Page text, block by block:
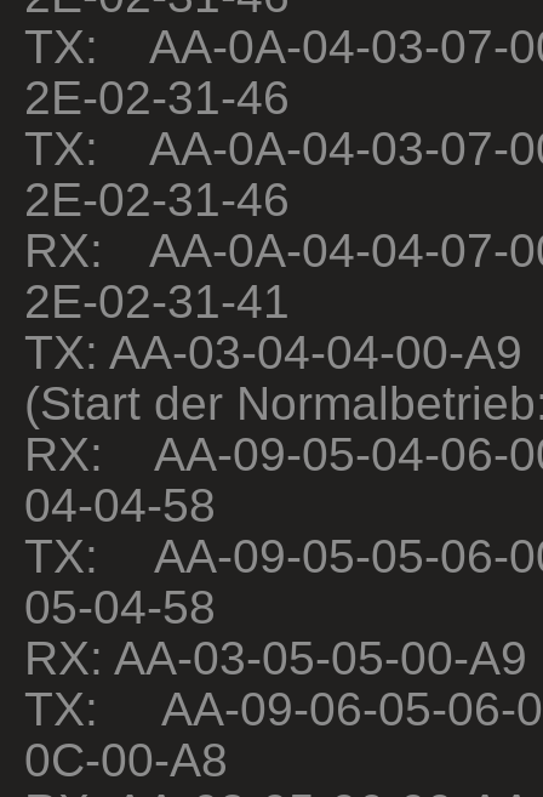
TX: AA-0A-04-03-07-
2E-02-31-46
TX: AA-0A-04-03-07-
2E-02-31-46
RX: AA-0A-04-04-07-
2E-02-31-41
TX: AA-03-04-04-00-A9
(Start der
RX: AA-09-05-04-06-
04-04-58
TX: AA-09-05-05-06-
05-04-58
RX: AA-03-05-05-00-A9
TX: AA-09-06-05-06-
0C-00-A8